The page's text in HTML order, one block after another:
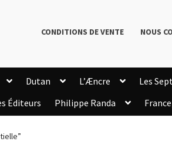
CONDITIONS DE VENTE NOUS
Dutan L’Æncre
Les
Éditeurs Philippe Randa